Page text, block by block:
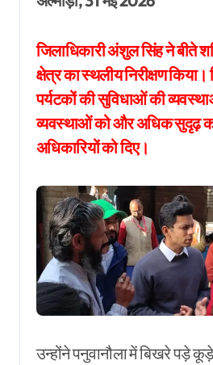
जिलाधिकारी अंशुल सिंह ने बीते
क्षेत्र का स्थलीय निरीक्षण किया।
पर्यटकों की सुविधाओं की
व्यवस्थाओं को और अधिक सुदृढ़
अधिकारियों को दिए।
उन्होंने पनुवानौला में बिखरे पड़े